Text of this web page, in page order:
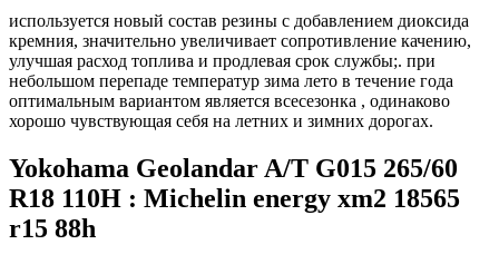
используется новый состав резины с добавлением диоксида
кремния, значительно увеличивает сопротивление качению,
улучшая расход топлива и продлевая срок службы;. при
небольшом перепаде температур зима лето в течение года
оптимальным вариантом является всесезонка , одинаково
хорошо чувствующая себя на летних и зимних дорогах.
Yokohama Geolandar A/T G015 265/60
R18 110H : Michelin energy xm2 18565
r15 88h